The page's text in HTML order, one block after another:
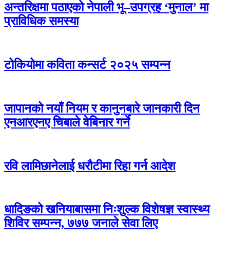
अन्तरिक्षमा पठाएको नेपाली भू–उपग्रह ‘मुनाल’ मा
प्राविधिक समस्या
टोकियोमा कविता कन्सर्ट २०२५ सम्पन्न
जापानको नयाँ नियम र कानुनबारे जानकारी दिन
एनआरएनए चिबाले वेबिनार गर्ने
रवि लामिछानेलाई धरौटीमा रिहा गर्न आदेश
धादिङको खनियाबासमा निःशुल्क विशेषज्ञ स्वास्थ्य
शिविर सम्पन्न, ७७७ जनाले सेवा लिए